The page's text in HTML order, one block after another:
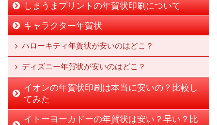
しまうまプリントの年賀状印刷について
キャラクター年賀状
ハローキティ年賀状が安いのはどこ？
ディズニー年賀状が安いのはどこ？
イオンの年賀状印刷は本当に安いの？比較し
てみた
イトーヨーカドーの年賀状は安い？早い？比